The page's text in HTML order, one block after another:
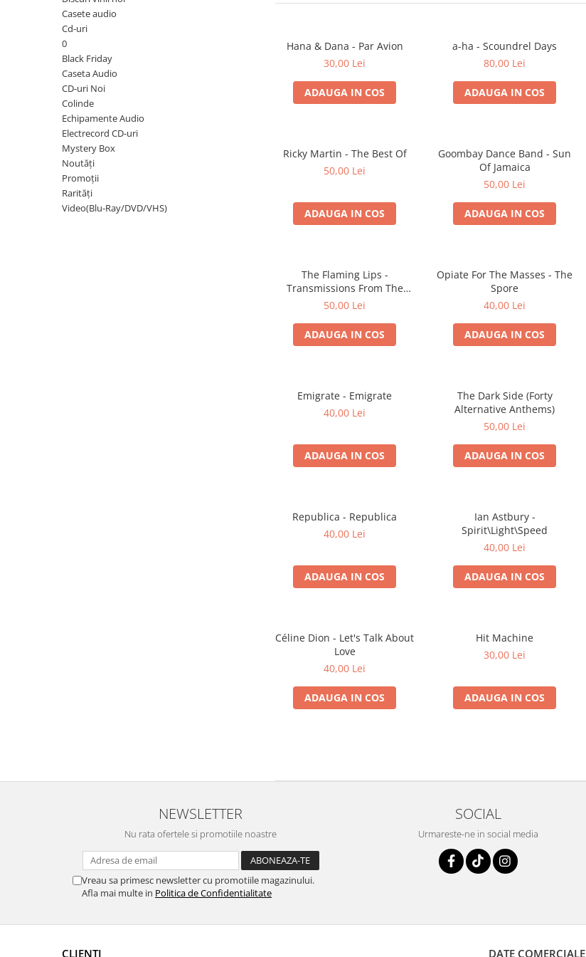
Viniluri Românești
Colecția Electrecord
Casete audio
Cd-uri
0
Black Friday
Caseta Audio
CD-uri Noi
Colinde
Echipamente Audio
Electrecord CD-uri
Mystery Box
Noutăți
Promoții
Rarități
Video(Blu-Ray/DVD/VHS)
Hana & Dana - Par Avion
30,00 Lei
ADAUGA IN COS
a-ha - Scoundrel Days
80,00 Lei
ADAUGA IN COS
Ricky Martin - The Best Of
50,00 Lei
ADAUGA IN COS
Goombay Dance Band - Sun
Of Jamaica
50,00 Lei
ADAUGA IN COS
The Flaming Lips -
Transmissions From The
Satellite Heart
50,00 Lei
ADAUGA IN COS
Opiate For The Masses - The
Spore
40,00 Lei
ADAUGA IN COS
Emigrate - Emigrate
40,00 Lei
ADAUGA IN COS
The Dark Side (Forty
Alternative Anthems)
50,00 Lei
ADAUGA IN COS
Republica - Republica
40,00 Lei
ADAUGA IN COS
Ian Astbury -
Spirit\Light\Speed
40,00 Lei
ADAUGA IN COS
Céline Dion - Let's Talk About
Love
40,00 Lei
ADAUGA IN COS
Hit Machine
30,00 Lei
ADAUGA IN COS
NEWSLETTER
Nu rata ofertele si promotiile noastre
Vreau sa primesc newsletter cu promotiile magazinului.
Afla mai multe in Politica de Confidentialitate
SOCIAL
Urmareste-ne in social media
CLIENTI DATE COMERCIALE